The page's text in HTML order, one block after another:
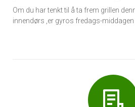
Om du har tenkt til å ta frem grillen
innendørs ,er gyros fredags-middagen